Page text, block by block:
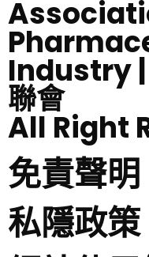
Industry |
聯會
All Right
免責聲明
私隱政策